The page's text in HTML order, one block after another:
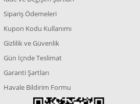
Sipariş Ödemeleri
Kupon Kodu Kullanımı
Gizlilik ve Güvenlik
Gün İçnde Teslimat
Garanti Şartları
Havale Bildirim Formu